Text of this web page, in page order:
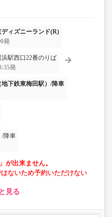
ディズニーランド(R)
発
浜駅西口22番のりば
発
下鉄東梅田駅）/降車
/降車
が出来ません。
ないため予約いただけない
ございます。これに伴い、
見る